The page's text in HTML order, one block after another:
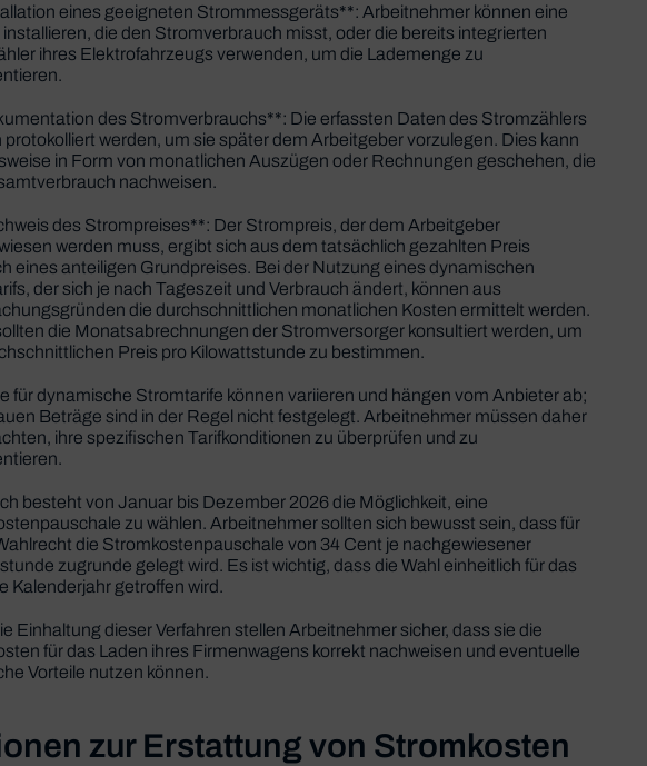
eines geeigneten Strommessgeräts**: Arbeitnehmer können eine
installieren, die den Stromverbrauch misst, oder die bereits integrierten
ihres Elektrofahrzeugs verwenden, um die Lademenge zu
des Stromverbrauchs**: Die erfassten Daten des Stromzählers
protokolliert werden, um sie später dem Arbeitgeber vorzulegen. Dies kann
in Form von monatlichen Auszügen oder Rechnungen geschehen, die
nachweisen.
des Strompreises**: Der Strompreis, der dem Arbeitgeber
werden muss, ergibt sich aus dem tatsächlich gezahlten Preis
eines anteiligen Grundpreises. Bei der Nutzung eines dynamischen
der sich je nach Tageszeit und Verbrauch ändert, können aus
die durchschnittlichen monatlichen Kosten ermittelt werden.
die Monatsabrechnungen der Stromversorger konsultiert werden, um
Preis pro Kilowattstunde zu bestimmen.
für dynamische Stromtarife können variieren und hängen vom Anbieter ab;
Beträge sind in der Regel nicht festgelegt. Arbeitnehmer müssen daher
ihre spezifischen Tarifkonditionen zu überprüfen und zu
besteht von Januar bis Dezember 2026 die Möglichkeit, eine
zu wählen. Arbeitnehmer sollten sich bewusst sein, dass für
die Stromkostenpauschale von 34 Cent je nachgewiesener
zugrunde gelegt wird. Es ist wichtig, dass die Wahl einheitlich für das
Kalenderjahr getroffen wird.
Einhaltung dieser Verfahren stellen Arbeitnehmer sicher, dass sie die
für das Laden ihres Firmenwagens korrekt nachweisen und eventuelle
Vorteile nutzen können.
zur Erstattung von Stromkosten